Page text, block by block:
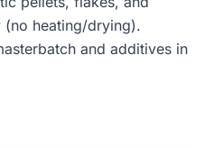
heating/drying).
and additives in